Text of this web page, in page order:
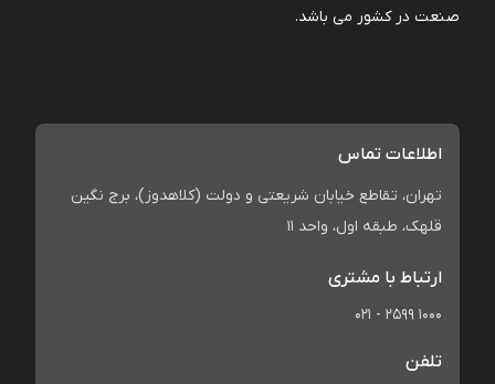
صنعت در کشور می باشد.
اطلاعات تماس
تهران، تقاطع خیابان شریعتی و دولت (کلاهدوز)، برج نگین
قلهک، طبقه اول، واحد 11
ارتباط با مشتری
021 - 2599 1000
تلفن